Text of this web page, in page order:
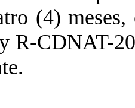
(4)
R-CDNAT-